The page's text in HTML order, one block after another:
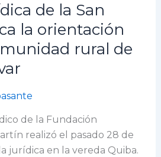
de la San
la orientación
rural de
de la Fundación
realizó el pasado 28 de
jurídica en la vereda Quiba.